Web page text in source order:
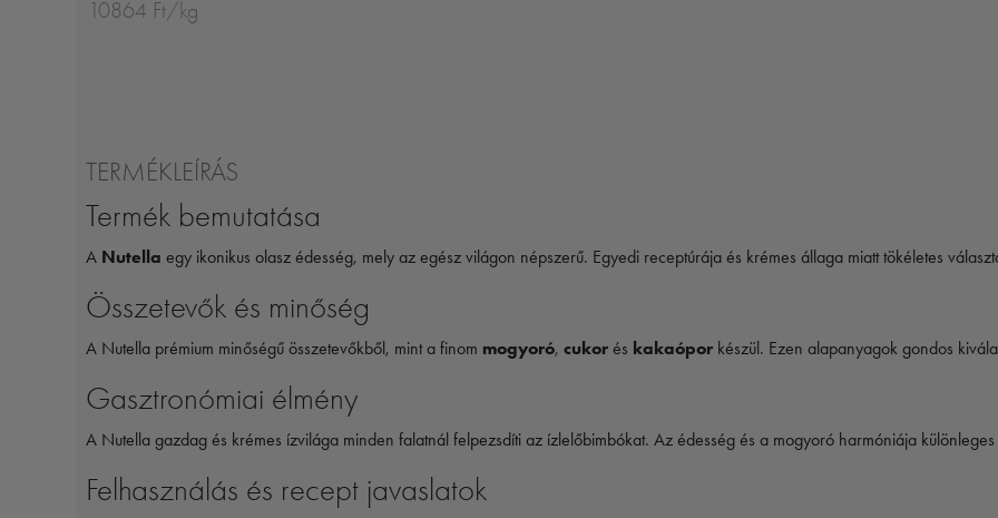
10864 Ft/kg
TERMÉKLEÍRÁS
Termék bemutatása
A Nutella egy ikonikus olasz édesség, mely az egész világon népszerű. Egyedi receptúrája és krémes állaga miatt tökéletes
Összetevők és minőség
A Nutella prémium minőségű összetevőkből, mint a finom mogyoró, cukor és kakaópor készül. Ezen alapanyagok gondos
Gasztronómiai élmény
A Nutella gazdag és krémes ízvilága minden falatnál felpezsdíti az ízlelőbimbókat. Az édesség és a mogyoró harmóniája
Felhasználás és recept javaslatok